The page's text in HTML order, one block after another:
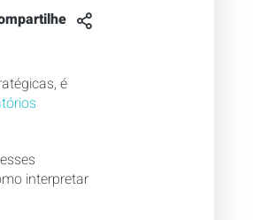
é
interpretar